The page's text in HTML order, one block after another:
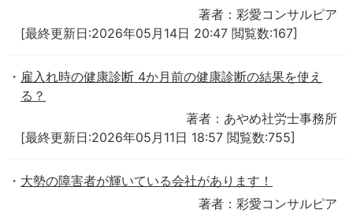
著者：彩愛コンサルピア
[最終更新日:2026年05月14日 20:47 閲覧数:167]
雇入れ時の健康診断 4か月前の健康診断の結果を使え
る？
著者：あやめ社労士事務所
[最終更新日:2026年05月11日 18:57 閲覧数:755]
大勢の障害者が輝いている会社があります！
著者：彩愛コンサルピア